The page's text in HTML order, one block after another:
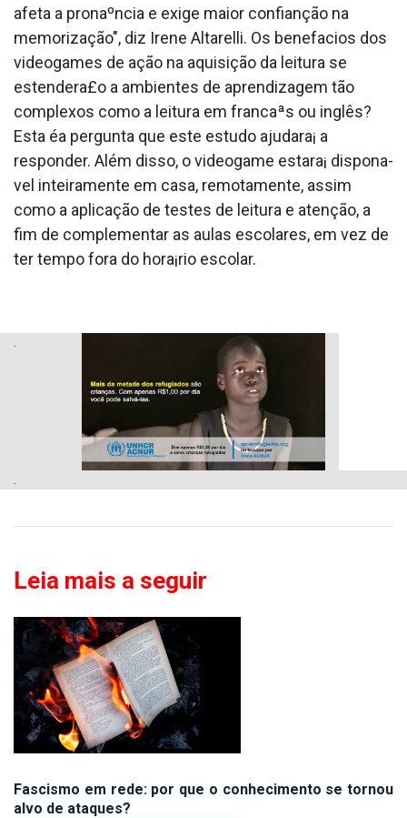
afeta a pronaºncia e exige maior confianção na
memorização", diz Irene Altarelli. Os benefa­cios dos
videogames de ação na aquisição da leitura se
estendera£o a ambientes de aprendizagem tão
complexos como a leitura em francaªs ou inglês?
Esta éa pergunta que este estudo ajudara¡ a
responder. Além disso, o videogame estara¡ dispona­
vel inteiramente em casa, remotamente, assim
como a aplicação de testes de leitura e atenção, a
fim de complementar as aulas escolares, em vez de
ter tempo fora do hora¡rio escolar.
Leia mais a seguir
Fascismo em rede: por que o conhecimento se tornou
alvo de ataques?